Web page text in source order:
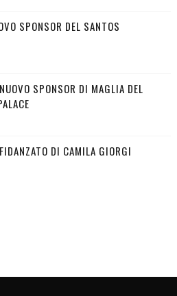
SPONSOR DEL SANTOS
SPONSOR DI MAGLIA DEL
DI CAMILA GIORGI